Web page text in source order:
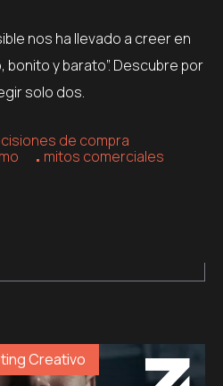
nos ha llevado a creer en
bonito y barato”. Descubre por
solo dos.
de compra
mitos comerciales
Creativo